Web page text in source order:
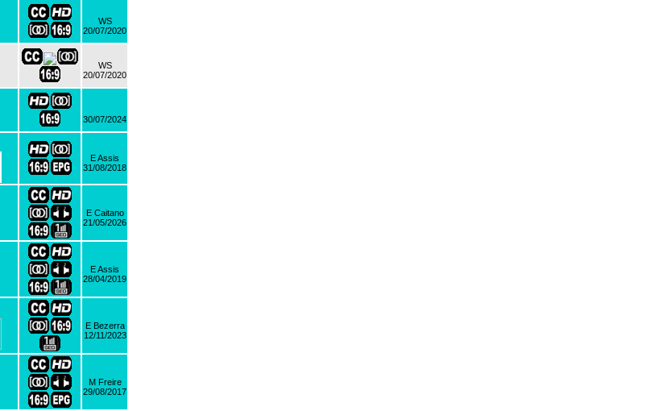
WS
20/07/2020
WS
20/07/2020
30/07/2024
E Assis
31/08/2018
E Caitano
21/05/2026
E Assis
28/04/2019
E Bezerra
12/11/2023
M Freire
29/08/2017